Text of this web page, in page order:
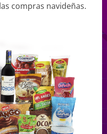
compras navideñas.